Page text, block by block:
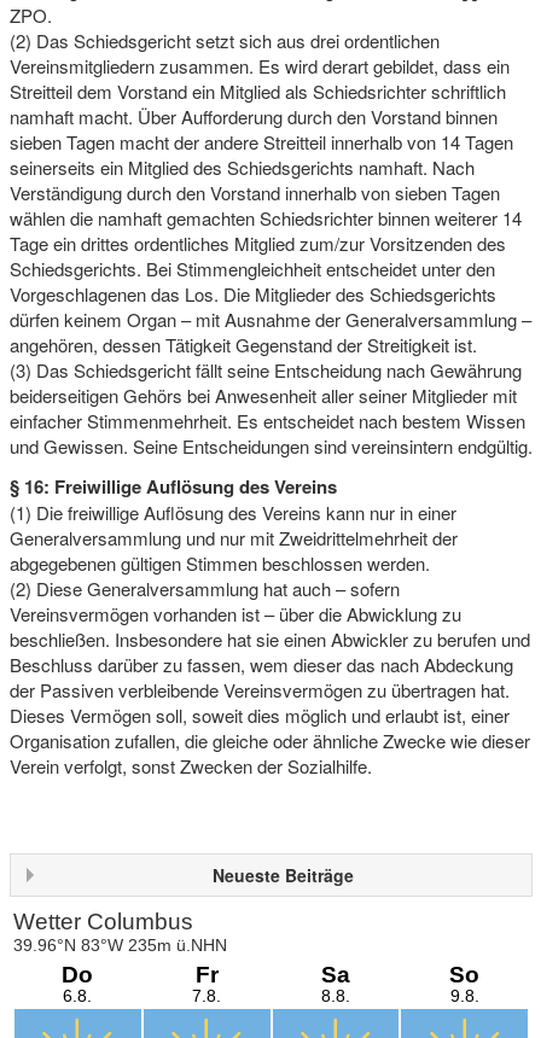
ZPO.
(2) Das Schiedsgericht setzt sich aus drei ordentlichen
Vereinsmitgliedern zusammen. Es wird derart gebildet, dass ein
Streitteil dem Vorstand ein Mitglied als Schiedsrichter schriftlich
namhaft macht. Über Aufforderung durch den Vorstand binnen
sieben Tagen macht der andere Streitteil innerhalb von 14 Tagen
seinerseits ein Mitglied des Schiedsgerichts namhaft. Nach
Verständigung durch den Vorstand innerhalb von sieben Tagen
wählen die namhaft gemachten Schiedsrichter binnen weiterer 14
Tage ein drittes ordentliches Mitglied zum/zur Vorsitzenden des
Schiedsgerichts. Bei Stimmengleichheit entscheidet unter den
Vorgeschlagenen das Los. Die Mitglieder des Schiedsgerichts
dürfen keinem Organ – mit Ausnahme der Generalversammlung –
angehören, dessen Tätigkeit Gegenstand der Streitigkeit ist.
(3) Das Schiedsgericht fällt seine Entscheidung nach Gewährung
beiderseitigen Gehörs bei Anwesenheit aller seiner Mitglieder mit
einfacher Stimmenmehrheit. Es entscheidet nach bestem Wissen
und Gewissen. Seine Entscheidungen sind vereinsintern endgültig.
§ 16: Freiwillige Auflösung des Vereins
(1) Die freiwillige Auflösung des Vereins kann nur in einer
Generalversammlung und nur mit Zweidrittelmehrheit der
abgegebenen gültigen Stimmen beschlossen werden.
(2) Diese Generalversammlung hat auch – sofern
Vereinsvermögen vorhanden ist – über die Abwicklung zu
beschließen. Insbesondere hat sie einen Abwickler zu berufen und
Beschluss darüber zu fassen, wem dieser das nach Abdeckung
der Passiven verbleibende Vereinsvermögen zu übertragen hat.
Dieses Vermögen soll, soweit dies möglich und erlaubt ist, einer
Organisation zufallen, die gleiche oder ähnliche Zwecke wie dieser
Verein verfolgt, sonst Zwecken der Sozialhilfe.
Neueste Beiträge